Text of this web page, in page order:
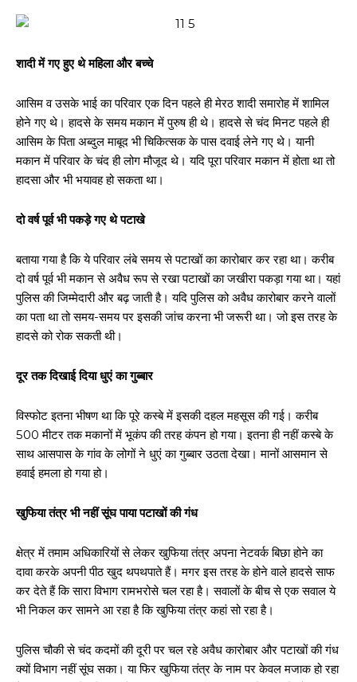
शादी में गए हुए थे महिला और बच्चे
आसिम व उसके भाई का परिवार एक दिन पहले ही मेरठ शादी समारोह में शामिल
होने गए थे। हादसे के समय मकान में पुरुष ही थे। हादसे से चंद मिनट पहले ही
आसिम के पिता अब्दुल माबूद भी चिकित्सक के पास दवाई लेने गए थे। यानी
मकान में परिवार के चंद ही लोग मौजूद थे। यदि पूरा परिवार मकान में होता था तो
हादसा और भी भयावह हो सकता था।
दो वर्ष पूर्व भी पकड़े गए थे पटाखे
बताया गया है कि ये परिवार लंबे समय से पटाखों का कारोबार कर रहा था। करीब
दो वर्ष पूर्व भी मकान से अवैध रूप से रखा पटाखों का जखीरा पकड़ा गया था। यहां
पुलिस की जिम्मेदारी और बढ़ जाती है। यदि पुलिस को अवैध कारोबार करने वालों
का पता था तो समय-समय पर इसकी जांच करना भी जरूरी था। जो इस तरह के
हादसे को रोक सकती थी।
दूर तक दिखाई दिया धुएं का गुब्बार
विस्फोट इतना भीषण था कि पूरे कस्बे में इसकी दहल महसूस की गई। करीब
500 मीटर तक मकानों में भूकंप की तरह कंपन हो गया। इतना ही नहीं कस्बे के
साथ आसपास के गांव के लोगों ने धुएं का गुब्बार उठता देखा। मानों आसमान से
हवाई हमला हो गया हो।
खुफिया तंत्र भी नहीं सूंघ पाया पटाखों की गंध
क्षेत्र में तमाम अधिकारियों से लेकर खुफिया तंत्र अपना नेटवर्क बिछा होने का
दावा करके अपनी पीठ खुद थपथपाते हैं। मगर इस तरह के होने वाले हादसे साफ
कर देते हैं कि सारा विभाग रामभरोसे चल रहा है। सवालों के बीच से एक सवाल ये
भी निकल कर सामने आ रहा है कि खुफिया तंत्र कहां सो रहा है।
पुलिस चौकी से चंद कदमों की दूरी पर चल रहे अवैध कारोबार और पटाखों की गंध
क्यों विभाग नहीं सूंघ सका। या फिर खुफिया तंत्र के नाम पर केवल मजाक हो रहा